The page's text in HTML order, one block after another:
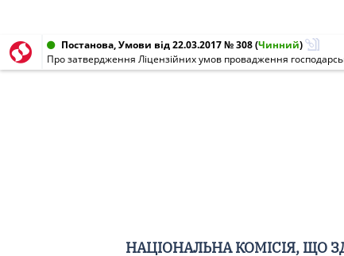
Постанова, Умови від 22.03.2017 № 308(Чинний)
Про затвердження Ліцензійних умов провадження
НАЦІОНАЛЬНА КОМІСІЯ, ЩО